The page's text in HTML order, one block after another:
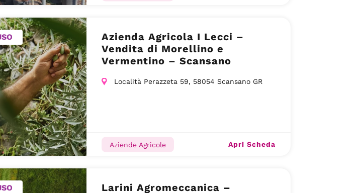
Azienda Agricola I Lecci –
Vendita di Morellino e
Vermentino – Scansano
Località Perazzeta 59, 58054 Scansano GR
Aziende Agricole Apri Scheda
Larini Agromeccanica –